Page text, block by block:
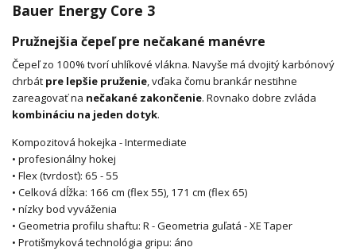
Bauer Energy Core 3
Pružnejšia čepeľ pre nečakané manévre
Čepeľ zo 100% tvorí uhlíkové vlákna. Navyše má dvojitý karbónový
chrbát pre lepšie pruženie, vďaka čomu brankár nestihne
zareagovať na nečakané zakončenie. Rovnako dobre zvláda
kombináciu na jeden dotyk.
Kompozitová hokejka - Intermediate
• profesionálny hokej
• Flex (tvrdosť): 65 - 55
• Celková dĺžka: 166 cm (flex 55), 171 cm (flex 65)
• nízky bod vyváženia
• Geometria profilu shaftu: R - Geometria guľatá - XE Taper
• Protišmyková technológia gripu: áno